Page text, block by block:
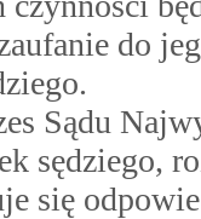
do
Sądu
sędziego,
się